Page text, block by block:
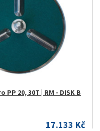
PP 20, 30T | RM - DISK B
17.133 Kč